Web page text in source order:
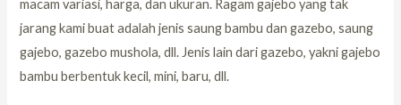
macam variasi, harga, dan ukuran. Ragam gajebo yang tak
jarang kami buat adalah jenis saung bambu dan gazebo, saung
gajebo, gazebo mushola, dll. Jenis lain dari gazebo, yakni gajebo
bambu berbentuk kecil, mini, baru, dll.